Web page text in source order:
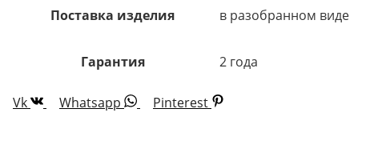
Поставка изделия в разобранном виде
Гарантия 2 года
Vk Whatsapp Pinterest